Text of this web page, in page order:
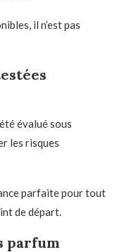
il n’est pas
évalué sous
les risques
parfaite pour tout
de départ.
parfum